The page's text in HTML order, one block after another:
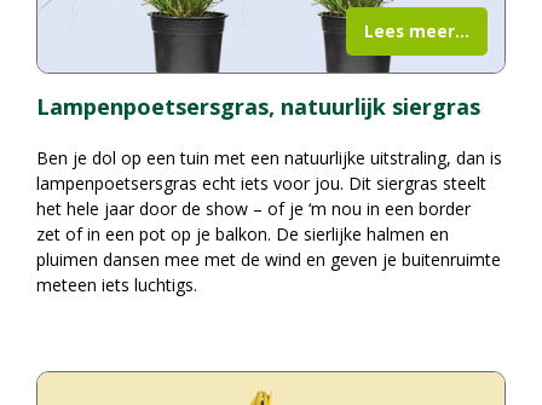
Lampenpoetsersgras, natuurlijk siergras
Ben je dol op een tuin met een natuurlijke uitstraling, dan is
lampenpoetsersgras echt iets voor jou. Dit siergras steelt
het hele jaar door de show – of je ‘m nou in een border
zet of in een pot op je balkon. De sierlijke halmen en
pluimen dansen mee met de wind en geven je buitenruimte
meteen iets luchtigs.
Lees meer...